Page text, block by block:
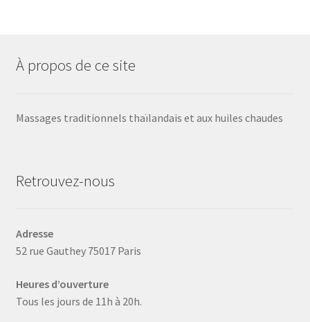
À propos de ce site
Massages traditionnels thaïlandais et aux huiles chaudes
Retrouvez-nous
Adresse
52 rue Gauthey 75017 Paris
Heures d’ouverture
Tous les jours de 11h à 20h.